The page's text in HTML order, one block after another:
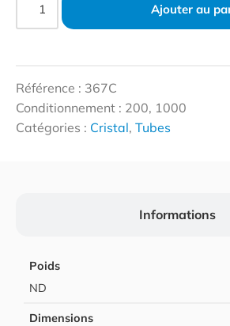
Ajouter au
Référence : 367C
Conditionnement : 200, 1000
Catégories : Cristal, Tubes
Informations
Poids
ND
Dimensions